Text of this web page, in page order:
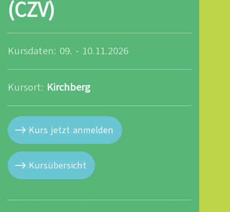
(CZV)
Kursdaten: 09. - 10.11.2026
Kursort: Kirchberg
Kurs jetzt anmelden
Kursübersicht